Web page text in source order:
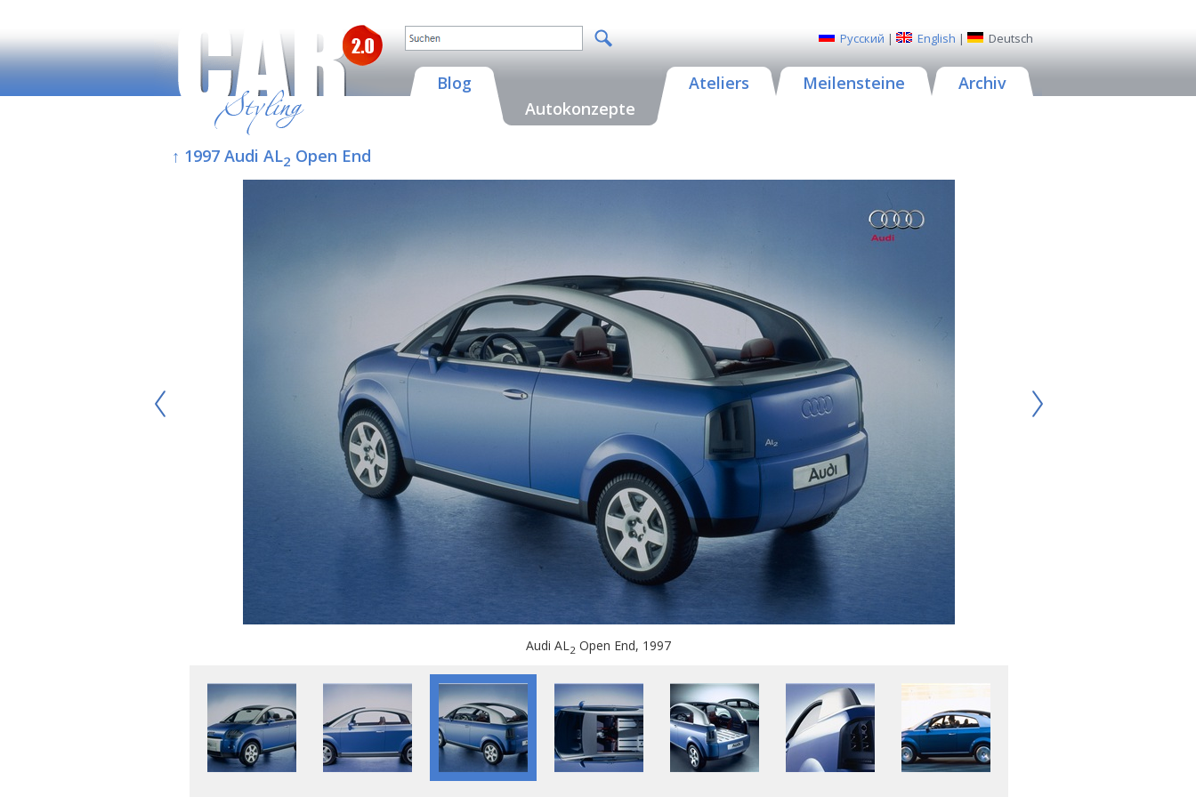
Русский | English | Deutsch
Blog
Autokonzepte
Ateliers Meilensteine Archiv
↑ 1997 Audi AL2 Open End
Audi AL 2 Open End, 1997